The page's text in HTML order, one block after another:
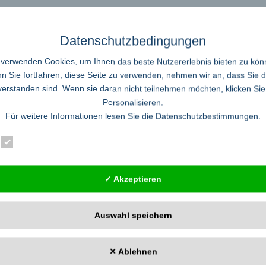
in Verbindung mit dem demografischen Wandel Der
deutlichen Veränderungsdruck. Zu diesem Ergebnis kommt der Bericht
im Auftrag der Kultusministerkonferenz sowie des
für Philosophie und Psychosomatik“ (IZPP)
Zeitschrift für Philosophie und Psychosomatik“ online frei zugänglich. Unter
religöser Überzeugungen mit psychischen Phänomenen sowie
zu Lernparadiesen
Datenschutzbedingungen
Cookies, um Ihnen das beste Nutzererlebnis bieten zu
Sie fortfahren, diese Seite zu verwenden, nehmen wir an, dass Sie
sind. Wenn sie daran nicht teilnehmen möchten, klicken
Personalisieren.
Für weitere Informationen lesen Sie die Datenschutzbestimmungen
✓ Akzeptieren
Auswahl speichern
✕ Ablehnen